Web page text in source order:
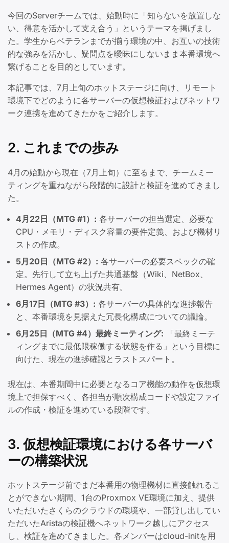
今回のServerチームでは、始動時に「知らないを放置しな
い、得意を活かして支え合う」というテーマを掲げまし
た。学生からベテランまでが揃う環境の中、お互いの技術
的な強みを活かし、疑問点を曖昧にしないまま本番環境へ
繋げることを目的としています。
本記事では、7月上旬のホットステージに向け、リモート
環境下でどのように各サーバーの仮想検証およびネットワ
ーク連携を進めてきたかをご紹介します。
2. これまでの歩み
4月の始動から現在（7月上旬）に至るまで、チームミー
ティングを重ねながら段階的に設計と検証を進めてきまし
た。
4月22日（MTG #1）: 各サーバーの担当選定、必要な
CPU・メモリ・ディスク容量の要件定義、および機材リ
ストの作成。
5月20日（MTG #2）: 各サーバーの必要スペックの確
定。先行して立ち上げた共通基盤（Wiki、NetBox、
Hermes Agent）の状況共有。
6月17日（MTG #3）: 各サーバーの具体的な進捗報告
と、本番環境を見据えた冗長化構成についての議論。
6月25日（MTG #4）最終ミーティング: 「最終ミーテ
ィングまでに最低限稼働する状態を作る」という目標に
向けた、現在の進捗確認とラストスパート。
現在は、本番期間中に必要となるコア機能の動作を仮想環
境上で担保すべく、各担当が順次構成コードや設定ファイ
ルの作成・検証を進めている段階です。
3. 仮想検証環境における各サーバ
ーの構築状況
ホットステージ前でまだ本番用の物理機材に直接触れるこ
とができない期間、1台のProxmox VE環境に加え、提供
いただいたさくらのクラウドの環境や、一部貸し出してい
ただいたAristaの検証機へネットワーク越しにアクセス
し、検証を進めてきました。各メンバーはcloud-initを用